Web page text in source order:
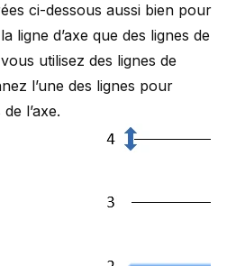
ci-dessous aussi bien pour
ligne d’axe que des lignes de
utilisez des lignes de
l’une des lignes pour
l’axe.